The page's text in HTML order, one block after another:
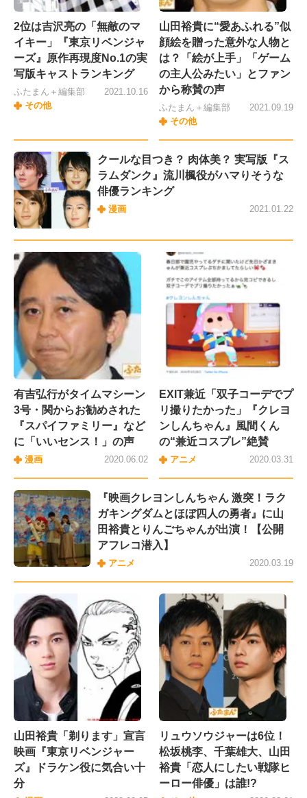
2位は吉沢亮の「無敵のマ
イキー」『東京リベンジャ
ーズ』原作再現度No.1の実
写版キャストランキング
ふたまん＋編集部
その他
2021.10.16
山田裕貴に“愛あふれる”似
顔絵を贈った意外な人物と
は？「絵が上手」「ゲーム
の主人公みたい」とファン
から称賛の声
ふたまん＋編集部
その他
2021.09.19
クールな目つき？ 肉体美？ 実写版『ス
ラムダンク』流川楓役がハマりそうな
俳優ランキング
漫画 2021.01.22
有吉弘行がタイムマシーン
3号・関からお勧めされた
『スパイファミリー』など
に「いいセンス！」の声
漫画 2020.06.02
EXIT兼近「双子コーデでプ
リ撮りたかった」『クレヨ
ンしんちゃん』風間くん
の“兼近コスプレ”絶賛
アニメ 2020.03.31
『映画クレヨンしんちゃん 激突！ラク
ガキングダムとほぼ四人の勇者』に山
田裕貴とりんごちゃんが出演！【公開
アフレコ潜入】
アニメ 2020.03.19
山田裕貴「剃ります」宣言
映画『東京リベンジャー
ズ』ドラケン役に気合い十
分
リュウソウジャーは6位！
松坂桃李、千葉雄大、山田
裕貴「恋人にしたい戦隊ヒ
ーロー俳優」は誰!?